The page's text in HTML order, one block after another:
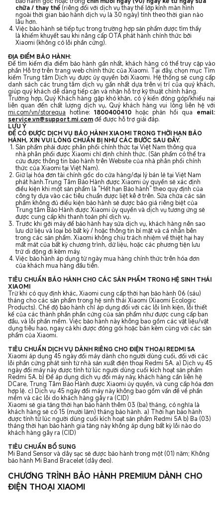
chữa / thay thế (riêng đối với dịch vụ thay thế lớp kính màn hình
ngoài thời gian bảo hành dịch vụ là 30 ngày) tính theo thời gian nào
lâu hơn.
Việc bảo hành sẽ tiếp tục trong trường hợp sản phẩm được tìm thấy
là khiếm khuyết sau khi nâng cấp OTA phát hành chính thức bởi
Xiaomi (không có lỗi phần cứng).
ĐỊA ĐIỂM BẢO HÀNH:
Để tìm kiếm địa điểm bảo hành gần nhất, khách hàng có thể truy cập vào
phần Hỗ trợ trên trang web chính thức của Xiaomi. Tại đây, chọn mục Tìm
kiếm Trung tâm Dịch vụ được ủy quyền bởi Xiaomi. Hệ thống sẽ cung cấp
danh sách các trung tâm dịch vụ gần nhất dựa trên vị trí của quý khách,
giúp quý khách dễ dàng tiếp cận và nhận hỗ trợ kỹ thuật chính hãng.
Trường hợp, Quý Khách hàng gặp khó khăn, có ý kiến đóng góp/khiếu nại
liên quan đến chất lượng dịch vụ, Quý khách hàng vui lòng liên hệ với
mi.com/vn/storequa hotline: 1800400410 hoặc phản hồi qua email:
service.vn@support.mi.comđể được hỗ trợ giải đáp.
LƯU Ý
ĐỂ CÓ ĐƯỢC DỊCH VỤ BẢO HÀNH XIAOMI TRONG THỜI HẠN BẢO
HÀNH, XIN VUI LÒNG CHUẨN BỊ NHƯ CÁC BƯỚC SAU ĐÂY.
Sản phẩm phải được phân phối chính thức tại Việt Nam thông qua
nhà phân phối được Xiaomi chỉ định chính thức. (Sản phẩm có thể tra
cứu được thông tin bảo hành trên Website của nhà phân phối chính
thức của Xiaomi tại Việt Nam).
Giữ lại hóa đơn tài chính gốc do cửa hàng/đại lý bán lẻ tại Việt Nam
phát hành.Trung Tâm Bảo Hành được Xiaomi ủy quyền sẽ xác định
điều kiện khi một sản phẩm là "Hết hạn Bảo hành" theo quy định của
công ty dựa vào các tiêu chuẩn được liệt kê ở trên. Sửa chữa các sản
phẩm không đủ điều kiện bảo hành sẽ được báo giá riêng biệt của
Trung tâm Bảo Hành được Xiaomi ủy quyền và dịch vụ tương ứng sẽ
được cung cấp khi thanh toán phí dịch vụ.
Trước khi gởi máy để bảo hành hay sửa dịch vụ, khách hàng nên sao
lưu dữ liệu và loại bỏ bất kỳ / hoặc thông tin bí mật và cá nhân bên
trong các sản phẩm. Xiaomi không chịu trách nhiệm về thiệt hại hay
mất mát của bất kỳ chương trình, dữ liệu, hoặc các phương tiện lưu
trữ di động đi kèm máy.
Việc bảo hành áp dụng từ ngày mua hàng chính thức trên hóa đơn
của khách mua hàng đầu tiên.
TIÊU CHUẨN BẢO HÀNH CHO CÁC SẢN PHẨM TRONG HỆ SINH THÁI
XIAOMI
Trừ khi có quy định khác, Xiaomi cung cấp thời hạn bảo hành 06 (sáu)
tháng cho các sản phẩm trong hệ sinh thái Xiaomi (Xiaomi Ecologic
Products). Chế độ bảo hành chỉ áp dụng đối với các lỗi linh kiện, lỗi thiết
kế của các thành phần phần cứng của sản phẩm như được cung cấp ban
đầu, và lỗi phần mềm. Việc bảo hành này không bao gồm các vật liệu/vật
dụng tiêu hao, ngay cả khi được đóng gói hoặc bán kèm cùng với các sản
phẩm của Xiaomi.
TIÊU CHUẨN DỊCH VỤ DÀNH RIÊNG CHO ĐIỆN THOẠI REDMI 5A
Xiaomi áp dụng 45 ngày đổi máy dành cho người dùng cuối, đối với các
lỗi phần cứng phát sinh từ nhà sản xuất điện thoại Redmi 5A. a) Dịch vụ 45
ngày đổi máy này được tính từ lúc người dùng cuối kích hoạt sản phẩm
Redmi 5A. b) Để áp dụng dịch vụ đổi máy này, khách hàng cần liên hệ
DCare, Trung Tâm Bảo Hành được Xiaomi ủy quyền, và cung cấp hóa đơn
hợp lệ. c) Dịch vụ 45 ngày đổi máy này không bao gồm vấn đề về phần
mềm và các lỗi do khách hàng gây ra (CID)
Xiaomi sẽ gia tăng thời hạn bảo hành thêm 03 (ba) tháng, có nghĩa là
khách hàng sẽ có 15 (mười lăm) tháng bảo hành. a) Thời hạn bảo hành
được tính từ lúc người dùng cuối kích hoạt sản phẩm Redmi 5A b) Ba (03)
tháng thời hạn bảo hành gia tăng này không áp dụng bất kỳ lỗi nào do
khách hàng gây ra (CID)
TIÊU CHUẨN BỔ SUNG
Mi Band Sensor và dây sạc sẽ được bảo hành trong một (01) năm; Không
bảo hành Mi Band Bracelet (dây đeo).
CHƯƠNG TRÌNH BẢO HÀNH PREMIUM DÀNH CHO
ĐIỆN THOẠI XIAOMI